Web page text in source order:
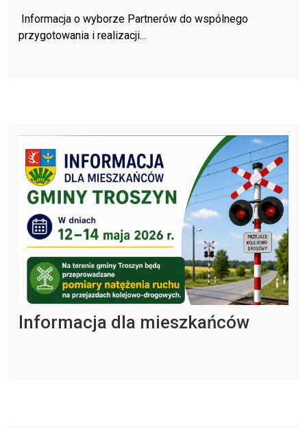
Informacja o wyborze Partnerów do wspólnego
przygotowania i realizacji...
Informacja dla mieszkańców